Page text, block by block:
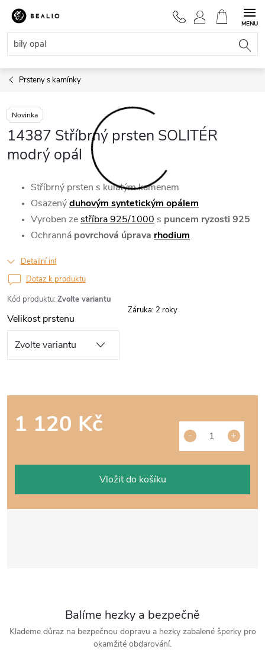
Přejít
obsah
NÁKUPNÍ
KOŠÍK
Prsteny s kamínky
Novinka
14387 Stříbrný prsten SOLITÉR
modrý opál
Kód produktu: Zvolte variantu
Stříbrný prsten s kulatým kamenem
Osazenýduhovým syntetickým opálem
Vyroben zestříbra 925/1000 s puncem ryzosti 925
Ochranná povrchová úprava rhodium
Detailní informace
Velikost prstenu
1 120 Kč
Vložit do košíku
Dotaz k produktu
Záruka: 2 roky
Balíme hezky a bezpečně
Klademe důraz na bezpečnou dopravu a hezky zabalené šperky pro
okamžité obdarování.